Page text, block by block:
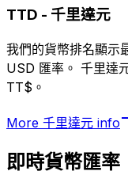
TTD - 千里達元
我們的貨幣排名顯示
USD 匯率。 千里達
TT$。
More 千里達元 info
即時貨幣匯率